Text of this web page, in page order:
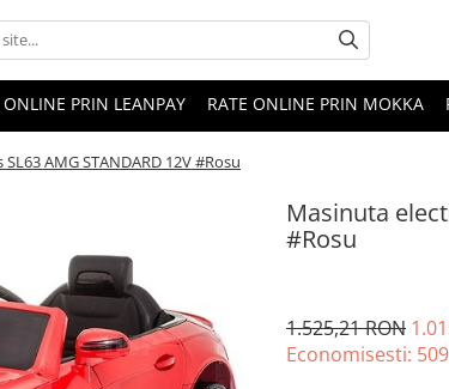
ONLINE PRIN LEANPAY RATE ONLINE PRIN MOKKA
AMG STANDARD 12V #Rosu
Masinuta
#Rosu
1.525,21 RON
Economisesti: